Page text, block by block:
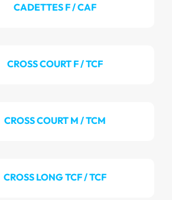
CADETTES F / CAF
CROSS COURT F / TCF
CROSS COURT M / TCM
CROSS LONG TCF / TCF